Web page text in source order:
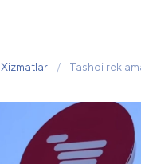
Xizmatlar /
Tashqi